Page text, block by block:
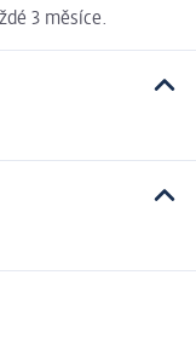
3 měsíce.